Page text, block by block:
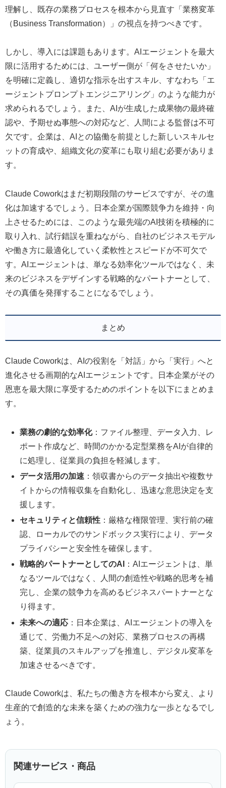
理解し、既存の業務プロセスを根本から見直す「業務変革
（Business Transformation）」の視点を持つべきです。
しかし、導入には課題もあります。AIエージェントを最大
限に活用するためには、ユーザー側が「何をさせたいか」
を明確に定義し、適切な指示を出すスキル、すなわち「エ
ージェントプロンプトエンジニアリング」のような能力が
求められるでしょう。また、AIが生成した成果物の最終確
認や、予期せぬ事態への対応など、人間による監督は不可
欠です。企業は、AIとの協働を前提とした新しいスキルセ
ットの育成や、組織文化の変革にも取り組む必要がありま
す。
Claude Coworkはまだ初期段階のサービスですが、その進
化は加速するでしょう。日本企業が国際競争力を維持・向
上させるためには、このような最先端のAI技術を積極的に
取り入れ、試行錯誤を重ねながら、自社のビジネスモデル
や働き方に最適化していく柔軟性とスピードが不可欠で
す。AIエージェントは、単なる効率化ツールではなく、未
来のビジネスをデザインする戦略的なパートナーとして、
その真価を発揮することになるでしょう。
まとめ
Claude Coworkは、AIの役割を「対話」から「実行」へと
進化させる画期的なAIエージェントです。日本企業がその
恩恵を最大限に享受するためのポイントを以下にまとめま
す。
業務の劇的な効率化：ファイル整理、データ入力、レ
ポート作成など、時間のかかる定型業務をAIが自律的
に処理し、従業員の負担を軽減します。
データ活用の加速 ：領収書からのデータ抽出や複数サ
イトからの情報収集を自動化し、迅速な意思決定を支
援します。
セキュリティと信頼性 ：厳格な権限管理、実行前の確
認、ローカルでのサンドボックス実行により、データ
プライバシーと安全性を確保します。
戦略的パートナーとしてのAI
：AIエージェントは、単
なるツールではなく、人間の創造性や戦略的思考を補
完し、企業の競争力を高めるビジネスパートナーとな
り得ます。
未来への適応 ：日本企業は、AIエージェントの導入を
通じて、労働力不足への対応、業務プロセスの再構
築、従業員のスキルアップを推進し、デジタル変革を
加速させるべきです。
Claude Coworkは、私たちの働き方を根本から変え、より
生産的で創造的な未来を築くための強力な一歩となるでし
ょう。
関連サービス・商品